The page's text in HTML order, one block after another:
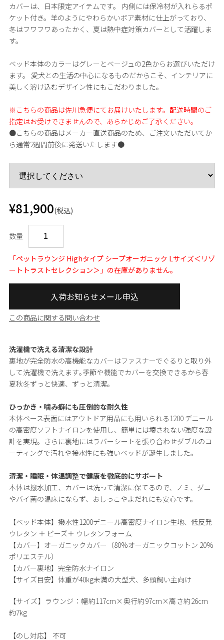
カバーは、日本限定アイテムです。 内側には保冷材が入れらるポ
ケット付き。羊のようにやわらかいボア素材に仕上がっており、
冬はフワフワあったかく、夏は熱中症対策カバーとして活躍しま
す。
ベッド本体のカラーはグレーとベージュの2色からお選びいただけ
ます。 愛犬との生活の中心になるものだからこそ、インテリアに
美しく溶け込むデザイン性にもこだわりました。
※こちらの商品は佐川急便にてお届けいたします。配送時間のご
指定はお受けできませんので、あらかじめご了承ください。
●こちらの商品はメーカー直送商品のため、ご注文いただいてか
ら通常2週間前後に発送いたします●
¥81,900(税込)
数量
「ペットラウンジ Highタイプ シープオーガニック Lサイズ＜リゾ
ートトラストセレクション＞」の在庫がありません。
入荷お知らせメール申込
この商品に関する問い合わせ
洗濯機で洗える清潔な設計
裏地が完全防水の高機能なカバーはファスナーでぐるりと取り外
して洗濯機で洗えます｡季節や機能でカバーを交換できるから春
夏秋冬ずっと快適、ずっと清潔。
ひっかき・噛み癖にも圧倒的な耐久性
本体ベース表面にはアウトドア用品にも用いられる1200 デニール
の高密度ソフトナイロンを使用し、簡単には壊されない強度な設
計を実現。さらに裏地にはラバーシートを張り合わせダブルのコ
ーティングで汚れや接水性にも強いベッドが誕生しました。
清潔・睡眠・体温調整で健康を徹底的にサポート
本体は撥水加工、カバーは洗って清潔に保てるので、ノミ、ダニ
やバイ菌の温床にならず、おしっこやよだれにも安心です。
【ベッド本体】撥水性1200デニール高密度ナイロン生地、低反発
ウレタン ＋ ビーズ＋ ウレタンフォーム
【カバー】オーガニックカバー（80%オーガニックコットン 20%
ポリエステル）
【カバー裏地】完全防水ナイロン
【サイズ目安】体重が40kg未満の大型犬、多頭飼い主向け
【サイズ】 ラウンジ：幅約117cm×奥行約97cm×高さ約26cm
約7kg
【のし対応】 不可